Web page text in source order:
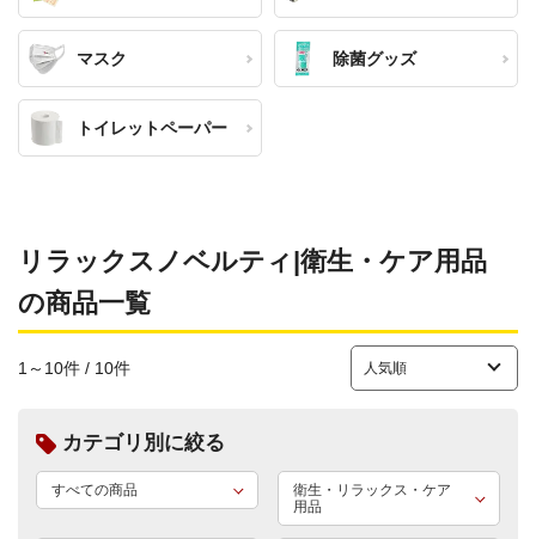
マスク 除菌グッズ
トイレットペーパー
リラックスノベルティ|衛生・ケア用品
の商品一覧
1～10件 / 10件
カテゴリ別に絞る
すべての商品
衛生・リラックス・ケア
用品